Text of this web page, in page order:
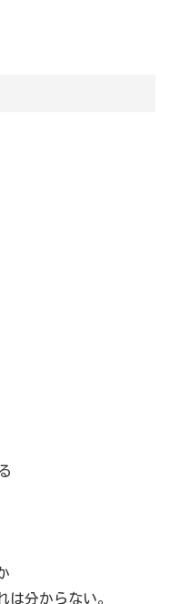
は分からない。